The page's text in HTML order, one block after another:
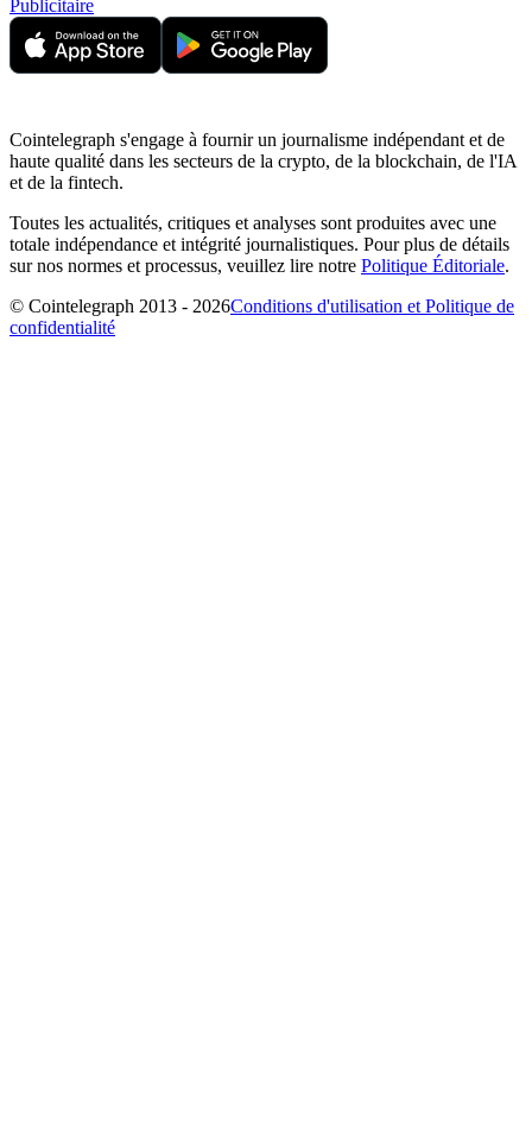
Publicitaire
Cointelegraph s'engage à fournir un journalisme indépendant et de
haute qualité dans les secteurs de la crypto, de la blockchain, de l'IA
et de la fintech.
Toutes les actualités, critiques et analyses sont produites avec une
totale indépendance et intégrité journalistiques. Pour plus de détails
sur nos normes et processus, veuillez lire notre Politique Éditoriale.
© Cointelegraph 2013 - 2026Conditions d'utilisation et Politique de
confidentialité